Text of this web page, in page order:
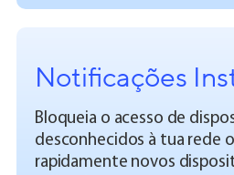
Notificações
Bloqueia o acesso de
desconhecidos à tua rede
rapidamente novos